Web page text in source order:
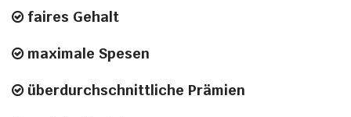
faires Gehalt
maximale Spesen
überdurchschnittliche Prämien